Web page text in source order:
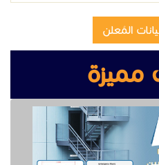
مخارج طوارئ
قلص الشرقية